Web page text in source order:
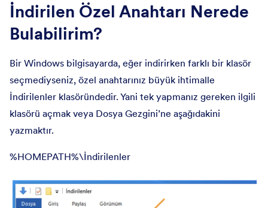
İndirilen Özel Anahtarı Nerede
Bulabilirim?
Bir Windows bilgisayarda, eğer indirirken farklı bir klasör
seçmediyseniz, özel anahtarınız büyük ihtimalle
İndirilenler klasöründedir. Yani tek yapmanız gereken ilgili
klasörü açmak veya Dosya Gezgini’ne aşağıdakini
yazmaktır.
%HOMEPATH%\İndirilenler